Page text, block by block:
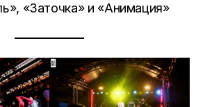
«Заточка» и «Анимация»